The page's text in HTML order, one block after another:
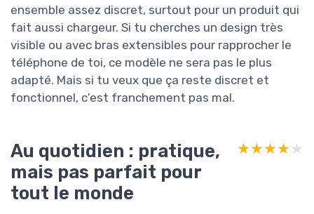
ensemble assez discret, surtout pour un produit qui
fait aussi chargeur. Si tu cherches un design très
visible ou avec bras extensibles pour rapprocher le
téléphone de toi, ce modèle ne sera pas le plus
adapté. Mais si tu veux que ça reste discret et
fonctionnel, c’est franchement pas mal.
Au quotidien : pratique,
mais pas parfait pour
tout le monde
★★★★★
★★★★★